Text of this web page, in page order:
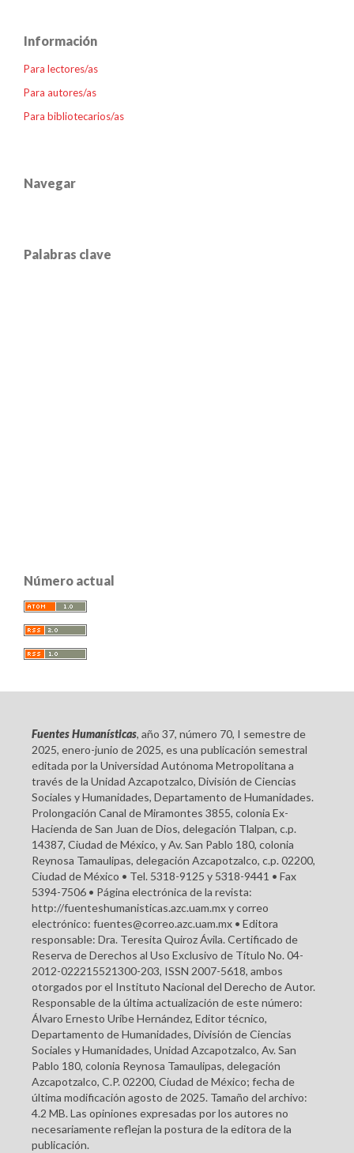
Información
Para lectores/as
Para autores/as
Para bibliotecarios/as
Navegar
Palabras clave
Número actual
Fuentes Humanísticas, año 37, número 70, I semestre de
2025, enero-junio de 2025, es una publicación semestral
editada por la Universidad Autónoma Metropolitana a
través de la Unidad Azcapotzalco, División de Ciencias
Sociales y Humanidades, Departamento de Humanidades.
Prolongación Canal de Miramontes 3855, colonia Ex-
Hacienda de San Juan de Dios, delegación Tlalpan, c.p.
14387, Ciudad de México, y Av. San Pablo 180, colonia
Reynosa Tamaulipas, delegación Azcapotzalco, c.p. 02200,
Ciudad de México • Tel. 5318-9125 y 5318-9441 • Fax
5394-7506 • Página electrónica de la revista:
http://fuenteshumanisticas.azc.uam.mx y correo
electrónico: fuentes@correo.azc.uam.mx • Editora
responsable: Dra. Teresita Quiroz Ávila. Certificado de
Reserva de Derechos al Uso Exclusivo de Título No. 04-
2012-022215521300-203, ISSN 2007-5618, ambos
otorgados por el Instituto Nacional del Derecho de Autor.
Responsable de la última actualización de este número:
Álvaro Ernesto Uribe Hernández, Editor técnico,
Departamento de Humanidades, División de Ciencias
Sociales y Humanidades, Unidad Azcapotzalco, Av. San
Pablo 180, colonia Reynosa Tamaulipas, delegación
Azcapotzalco, C.P. 02200, Ciudad de México; fecha de
última modificación agosto de 2025. Tamaño del archivo:
4.2 MB. Las opiniones expresadas por los autores no
necesariamente reflejan la postura de la editora de la
publicación.